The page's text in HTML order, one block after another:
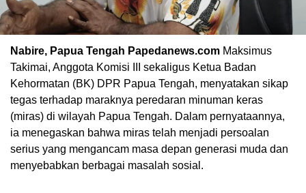
Nabire, Papua Tengah Papedanews.com Maksimus
Takimai, Anggota Komisi III sekaligus Ketua Badan
Kehormatan (BK) DPR Papua Tengah, menyatakan sikap
tegas terhadap maraknya peredaran minuman keras
(miras) di wilayah Papua Tengah. Dalam pernyataannya,
ia menegaskan bahwa miras telah menjadi persoalan
serius yang mengancam masa depan generasi muda dan
menyebabkan berbagai masalah sosial.